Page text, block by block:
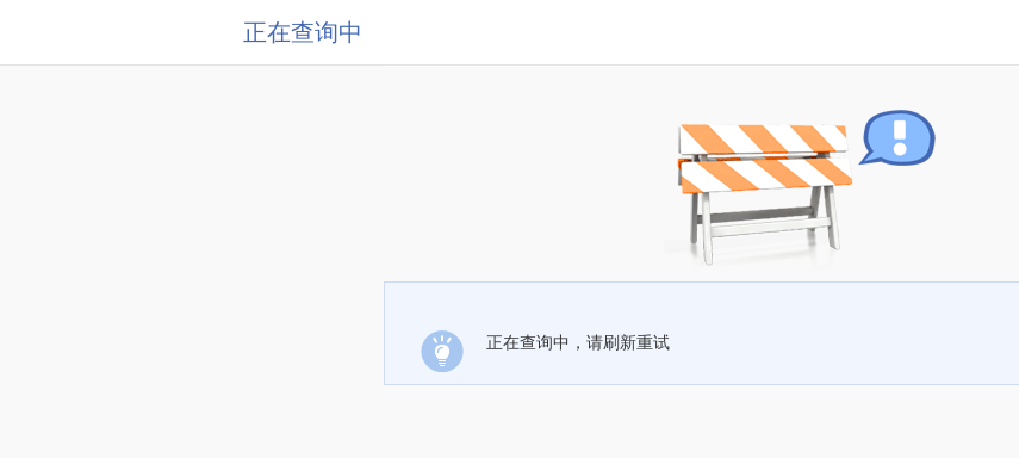
正在查询中
正在查询中，请刷新重试